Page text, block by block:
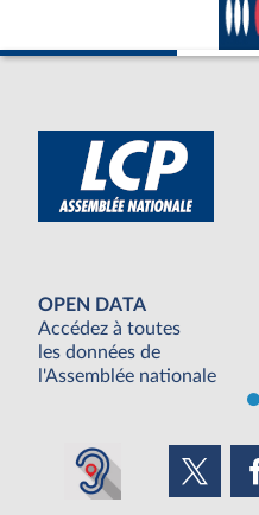
OPEN DATA
Accédez à toutes
les données de
l'Assemblée nationale